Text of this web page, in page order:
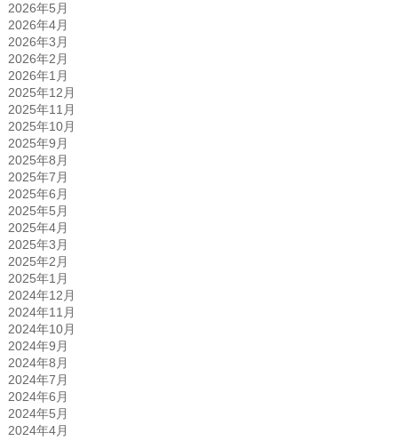
2026年5月
2026年4月
2026年3月
2026年2月
2026年1月
2025年12月
2025年11月
2025年10月
2025年9月
2025年8月
2025年7月
2025年6月
2025年5月
2025年4月
2025年3月
2025年2月
2025年1月
2024年12月
2024年11月
2024年10月
2024年9月
2024年8月
2024年7月
2024年6月
2024年5月
2024年4月